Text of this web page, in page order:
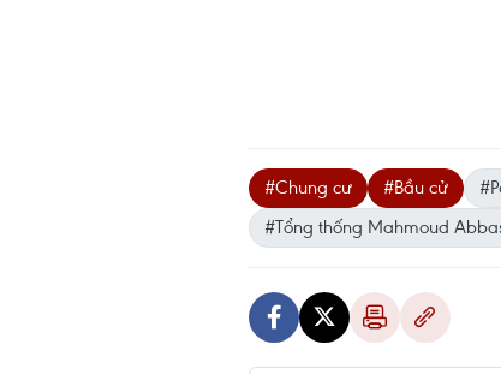
#Chung cư #Bầu cử
#Tổng thống Mahmoud